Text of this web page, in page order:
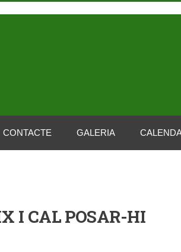
CONTACTE GALERIA
I CAL POSAR-HI